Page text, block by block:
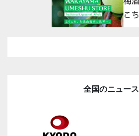
全国のニュース